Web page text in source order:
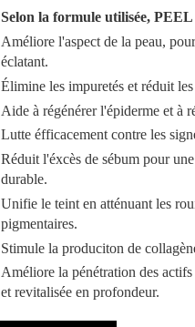
Selon la formule utilisée,
Améliore l'aspect de la peau,
éclatant.
Élimine les impuretés et réduit
Aide à régénérer l'épiderme et à
Lutte éfficacement contre les
Réduit l'éxcès de sébum pour
durable.
Unifie le teint en atténuant les
pigmentaires.
Stimule la produciton de
Améliore la pénétration des
et revitalisée en profondeur.